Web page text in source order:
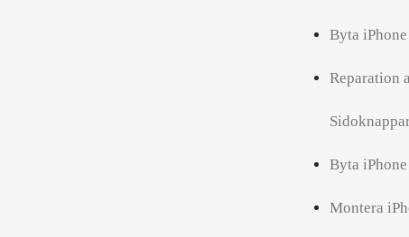
Byta
Reparation
Byta
Montera